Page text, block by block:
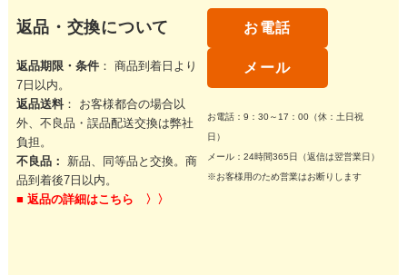
返品・交換について
返品期限・条件： 商品到着日より
7日以内。
返品送料： お客様都合の場合以
外、不良品・誤品配送交換は弊社
負担。
不良品：
新品、同等品と交換。商
品到着後7日以内。
■ 返品の詳細はこちら 〉〉
お電話
メール
お電話：9：30～17：00（休：土日祝
日）
メール：24時間365日（返信は翌営業日）
※お客様用のため営業はお断りします